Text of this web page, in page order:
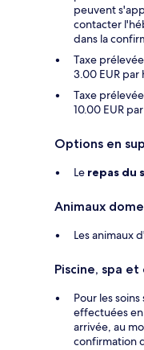
peuvent
contacter
dans la
Taxe
3.00 EUR
Taxe
10.00 EUR
Options en
Le repas du
Animaux
Les animaux
Piscine, spa
Pour les
effectuées
arrivée, au
confirmation